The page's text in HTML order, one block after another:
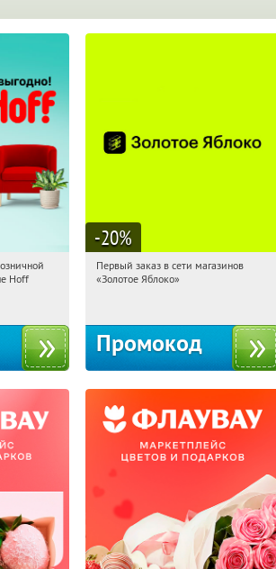
Hoff
-20%
15:51:00
Получи первым!
Первый заказ в сети магазинов
«Золотое Яблоко»
Промокод